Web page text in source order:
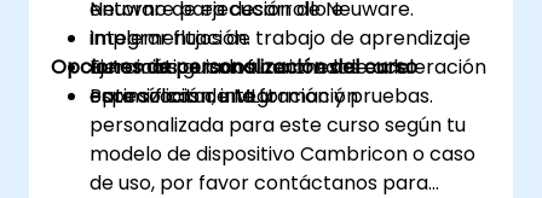
entorno de ejecución de Neuware.
Integrar flujos de trabajo de aprendizaje
automático con funciones de aceleración
específicas de MLU.
Neuware para desarrollo e
implementación.
Ejercicios guiados centrados en la
optimización, integración y pruebas.
Opciones de personalización del curso
Para solicitar una formación
personalizada para este curso según tu
modelo de dispositivo Cambricon o caso
de uso, por favor contáctanos para